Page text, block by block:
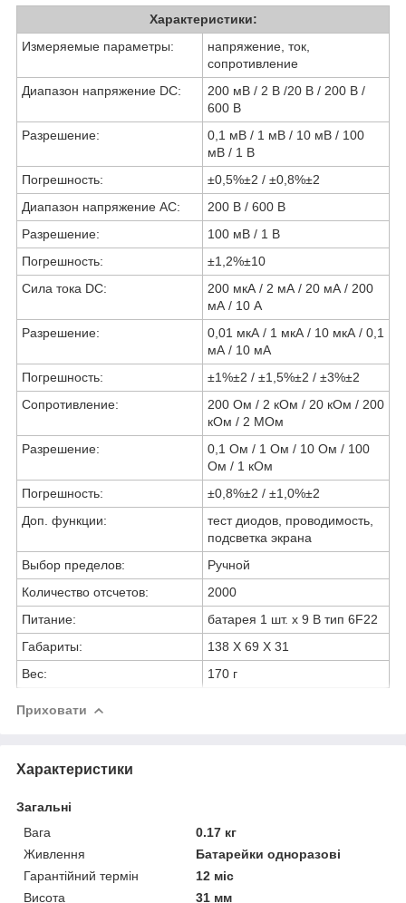
Характеристики:
Измеряемые параметры:
напряжение, ток,
сопротивление
Диапазон напряжение DC:
200 мВ / 2 В /20 В / 200 В /
600 В
Разрешение:
0,1 мВ / 1 мВ / 10 мВ / 100
мВ / 1 В
Погрешность:
±0,5%±2 / ±0,8%±2
Диапазон напряжение АС:
200 В / 600 В
Разрешение:
100 мВ / 1 В
Погрешность:
±1,2%±10
Сила тока DC:
200 мкА / 2 мА / 20 мА / 200
мА / 10 А
Разрешение:
0,01 мкА / 1 мкА / 10 мкА / 0,1
мА / 10 мА
Погрешность:
±1%±2 / ±1,5%±2 / ±3%±2
Сопротивление:
200 Ом / 2 кОм / 20 кОм / 200
кОм / 2 МОм
Разрешение:
0,1 Ом / 1 Ом / 10 Ом / 100
Ом / 1 кОм
Погрешность:
±0,8%±2 / ±1,0%±2
Доп. функции:
тест диодов, проводимость,
подсветка экрана
Выбор пределов:
Ручной
Количество отсчетов:
2000
Питание:
батарея 1 шт. х 9 В тип 6F22
Габариты:
138 Х 69 Х 31
Вес:
170 г
Приховати
Характеристики
Загальні
Вага
0.17 кг
Живлення
Батарейки одноразові
Гарантійний термін
12 міс
Висота
31 мм